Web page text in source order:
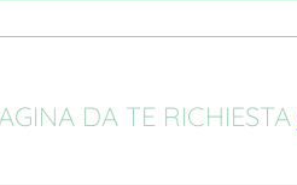
DA TE RICHIESTA